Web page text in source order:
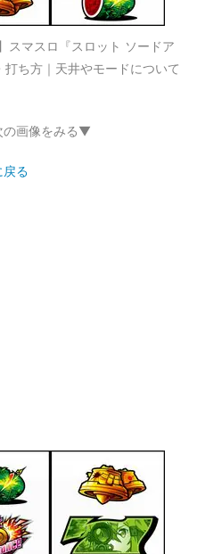
スマスロ『スロット ソードア
ち方｜天井やモードについて
画像をみる▼
戻る